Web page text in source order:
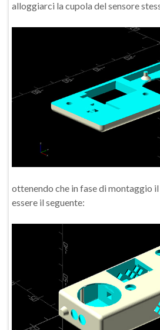
alloggiarci la cupola del sensore
ottenendo che in fase di montaggio
essere il seguente: